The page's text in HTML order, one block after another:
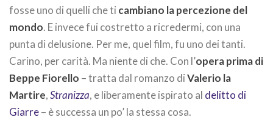
fosse uno di quelli che ti cambiano la percezione del
mondo. E invece fui costretto a ricredermi, con una
punta di delusione. Per me, quel film, fu uno dei tanti.
Carino, per carità. Ma niente di che. Con l’opera prima di
Beppe Fiorello – tratta dal romanzo diValerio la
Martire,Stranizza, e liberamente ispirato al delitto di
Giarre– è successa un po’ la stessa cosa.